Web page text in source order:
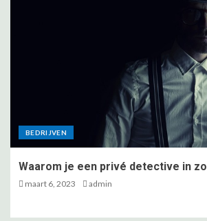
BEDRIJVEN
Waarom je een privé detective in
maart 6, 2023 admin